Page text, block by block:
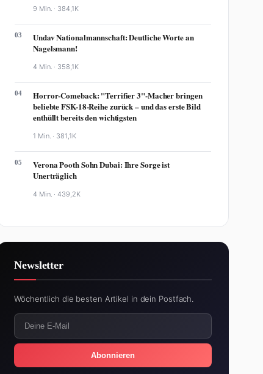
9 Min. · 384,1K
03
Undav Nationalmannschaft: Deutliche Worte an
Nagelsmann!
4 Min. · 358,1K
04
Horror-Comeback: "Terrifier 3"-Macher bringen
beliebte FSK-18-Reihe zurück – und das erste Bild
enthüllt bereits den wichtigsten
1 Min. · 381,1K
05
Verona Pooth Sohn Dubai: Ihre Sorge ist
Unerträglich
4 Min. ·439,2K
Newsletter
Wöchentlich die besten Artikel in dein Postfach.
Abonnieren